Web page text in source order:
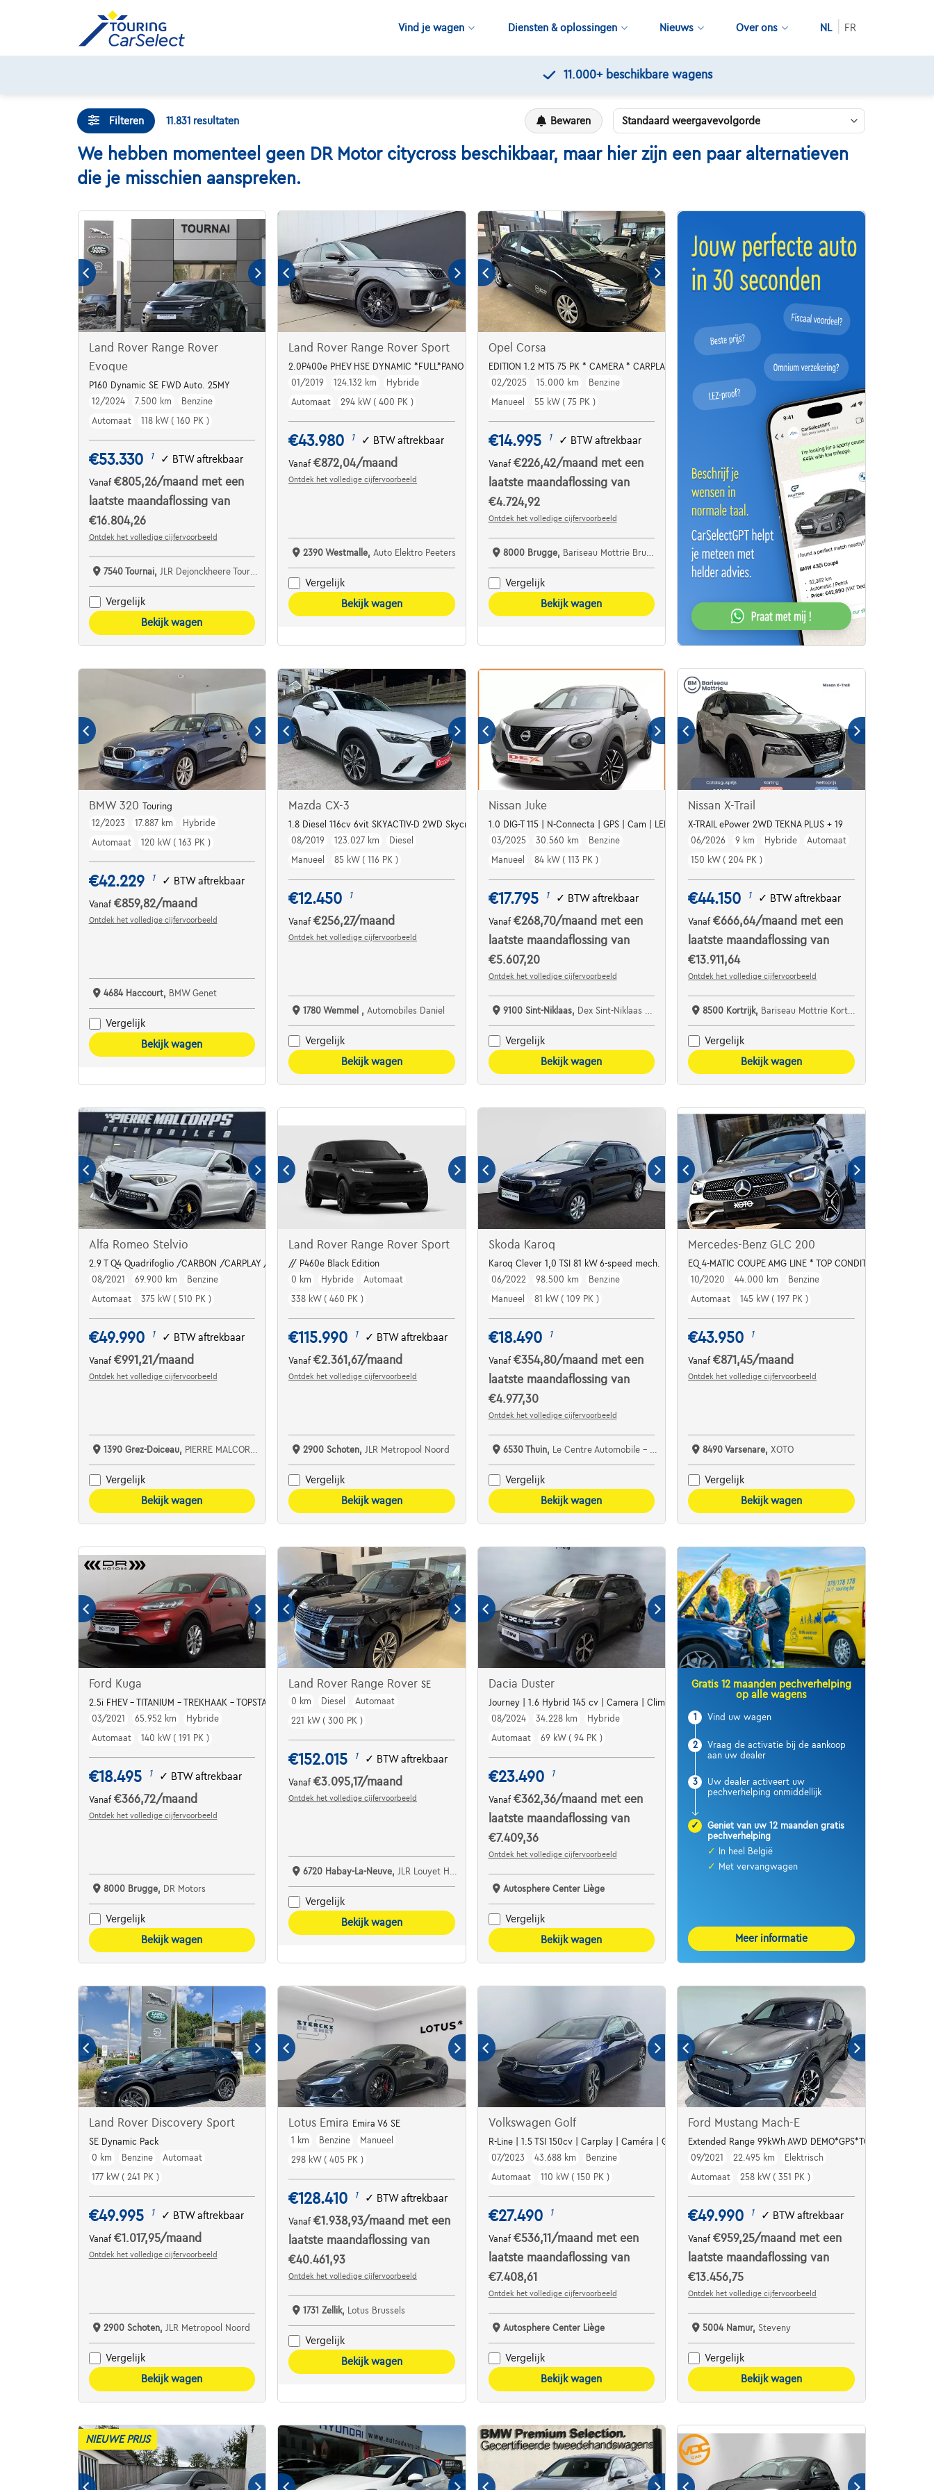
Vind je wagen Diensten & oplossingen Nieuws Over ons NL FR
beschikbare wagens
Filteren 11.831 resultaten Bewaren
We hebben momenteel geen DR Motor citycross beschikbaar, maar hier zijn een paar alternatieven
die je misschien aanspreken.
Land Rover Range Rover
Evoque
P160 Dynamic SE FWD Auto. 25MY
12/2024
7.500 km
Benzine
Automaat
118 kW ( 160 PK )
€53.330 1 ✓ BTW aftrekbaar
Vanaf €805,26/maand met een
laatste maandaflossing van
€16.804,26
Ontdek het volledige cijfervoorbeeld
7540 Tournai, JLR Dejonckheere Tournai
Vergelijk
Bekijk wagen
Land Rover Range Rover Sport
2.0P400e PHEV HSE DYNAMIC *FULL*PANO DAK*ACC*MEMORY
01/2019
124.132 km
Hybride
Automaat
294 kW ( 400 PK )
€43.980 1 ✓ BTW aftrekbaar
Vanaf€872,04/maand
Ontdek het volledige cijfervoorbeeld
2390 Westmalle, Auto Elektro Peeters
Vergelijk
Bekijk wagen
Opel Corsa
EDITION 1.2 MT5 75 PK * CAMERA * CARPLAY * DIGITAL
02/2025
15.000 km
Benzine
Manueel
55 kW ( 75 PK )
€14.995 1 ✓ BTW aftrekbaar
Vanaf €226,42/maand met een
laatste maandaflossing van
€4.724,92
Ontdek het volledige cijfervoorbeeld
8000 Brugge, Bariseau Mottrie Brugge
Vergelijk
Bekijk wagen
BMW 320 Touring
12/2023
17.887 km
Hybride
Automaat
120 kW ( 163 PK )
€42.229 1 ✓ BTW aftrekbaar
Vanaf €859,82/maand
Ontdek het volledige cijfervoorbeeld
4684 Haccourt, BMW Genet
Vergelijk
Bekijk wagen
Mazda CX-3
1.8 Diesel 116cv 6vit SKYACTIV-D 2WD Skycruise
08/2019
123.027 km
Diesel
Manueel
85 kW ( 116 PK )
€12.450 1
Vanaf€256,27/maand
Ontdek het volledige cijfervoorbeeld
1780 Wemmel , Automobiles Daniel
Vergelijk
Bekijk wagen
Nissan Juke
1.0 DIG-T 115 | N-Connecta | GPS | Cam | LED | ALU17
03/2025
30.560 km
Benzine
Manueel
84 kW ( 113 PK )
€17.795 1 ✓ BTW aftrekbaar
Vanaf €268,70/maand met een
laatste maandaflossing van
€5.607,20
Ontdek het volledige cijfervoorbeeld
9100 Sint-Niklaas, Dex Sint-Niklaas De Autospecialist bv
Vergelijk
Bekijk wagen
Nissan X-Trail
X-TRAIL ePower 2WD TEKNA PLUS + 19
06/2026
9 km Hybride
Automaat
150 kW ( 204 PK )
€44.150 1 ✓ BTW aftrekbaar
Vanaf€666,64/maand met een
laatste maandaflossing van
€13.911,64
Ontdek het volledige cijfervoorbeeld
8500 Kortrijk, Bariseau Mottrie Kortrijk
Vergelijk
Bekijk wagen
Alfa Romeo Stelvio
2.9 T Q4 Quadrifoglio /CARBON /CARPLAY /PANO / ACC
08/2021
69.900 km
Benzine
Automaat
375 kW ( 510 PK )
€49.990 1 ✓ BTW aftrekbaar
Vanaf €991,21 /maand
Ontdek het volledige cijfervoorbeeld
1390 Grez-Doiceau, PIERRE MALCORPS AUTOMOBILES SRL
Vergelijk
Bekijk wagen
Land Rover Range Rover Sport
// P460e Black Edition
0 km
Hybride
Automaat
338 kW ( 460 PK )
€115.990 1 ✓ BTW aftrekbaar
Vanaf€2.361,67/maand
Ontdek het volledige cijfervoorbeeld
2900 Schoten, JLR Metropool Noord
Vergelijk
Bekijk wagen
Skoda Karoq
Karoq Clever 1,0 TSI 81 kW 6-speed mech.
06/2022
98.500 km
Benzine
Manueel
81 kW ( 109 PK )
€18.490 1
Vanaf €354,80/maand met een
laatste maandaflossing van
€4.977,30
Ontdek het volledige cijfervoorbeeld
6530 Thuin, Le Centre Automobile - Garage Detournay
Vergelijk
Bekijk wagen
Mercedes-Benz GLC 200
EQ 4-MATIC COUPE AMG LINE * TOP CONDITION / 1HD. *
10/2020
44.000 km
Benzine
Automaat
145 kW ( 197 PK )
€43.950 1
Vanaf€871,45/maand
Ontdek het volledige cijfervoorbeeld
8490 Varsenare,XOTO
Vergelijk
Bekijk wagen
Ford Kuga
2.5i FHEV - TITANIUM - TREKHAAK - TOPSTAAT
03/2021
65.952 km
Hybride
Automaat
140 kW ( 191 PK )
€18.495 1 ✓ BTW aftrekbaar
Vanaf €366,72/maand
Ontdek het volledige cijfervoorbeeld
8000 Brugge, DR Motors
Vergelijk
Bekijk wagen
Land Rover Range RoverSE
0 km
Diesel
Automaat
221 kW ( 300 PK )
€152.015 1 ✓ BTW aftrekbaar
Vanaf€3.095,17/maand
Ontdek het volledige cijfervoorbeeld
6720 Habay-La-Neuve, JLR Louyet Habay
Vergelijk
Bekijk wagen
Dacia Duster
Journey | 1.6 Hybrid 145 cv | Camera | Clim | Carplay | Cruise
08/2024
34.228 km
Hybride
Automaat
69 kW ( 94 PK )
€23.490 1
Vanaf €362,36/maand met een
laatste maandaflossing van
€7.409,36
Ontdek het volledige cijfervoorbeeld
Autosphere Center Liège
Vergelijk
Bekijk wagen
Gratis 12 maanden pechverhelping
op alle wagens
1 Vind uw wagen
2
Vraag de activatie bij de aankoop
aan uw dealer
3
Uw dealer activeert uw
pechverhelping onmiddellijk
✓
Geniet van uw 12 maanden gratis
pechverhelping
✓
In heel België
✓ Met vervangwagen
Meer informatie
Land Rover Discovery Sport
SE Dynamic Pack
0 km
Benzine
Automaat
177 kW ( 241 PK )
€49.995 1 ✓ BTW aftrekbaar
Vanaf €1.017,95/maand
Ontdek het volledige cijfervoorbeeld
2900 Schoten, JLR Metropool Noord
Vergelijk
Bekijk wagen
Lotus Emira Emira V6 SE
1 km
Benzine
Manueel
298 kW ( 405 PK )
€128.410 1 ✓ BTW aftrekbaar
Vanaf€1.938,93/maand met een
laatste maandaflossing van
€40.461,93
Ontdek het volledige cijfervoorbeeld
1731 Zellik, Lotus Brussels
Vergelijk
Bekijk wagen
Volkswagen Golf
R-Line | 1.5 TSI 150cv | Carplay | Caméra | GPS | Led Matrix
07/2023
43.688 km
Benzine
Automaat
110 kW ( 150 PK )
€27.490 1
Vanaf €536,11 /maand met een
laatste maandaflossing van
€7.408,61
Ontdek het volledige cijfervoorbeeld
Autosphere Center Liège
Vergelijk
Bekijk wagen
Ford Mustang Mach-E
Extended Range 99kWh AWD DEMO*GPS*TOIT
09/2021
22.495 km
Elektrisch
Automaat
258 kW ( 351 PK )
€49.990 1 ✓ BTW aftrekbaar
Vanaf€959,25/maand met een
laatste maandaflossing van
€13.456,75
Ontdek het volledige cijfervoorbeeld
5004 Namur,Steveny
Vergelijk
Bekijk wagen
NIEUWE PRIJS